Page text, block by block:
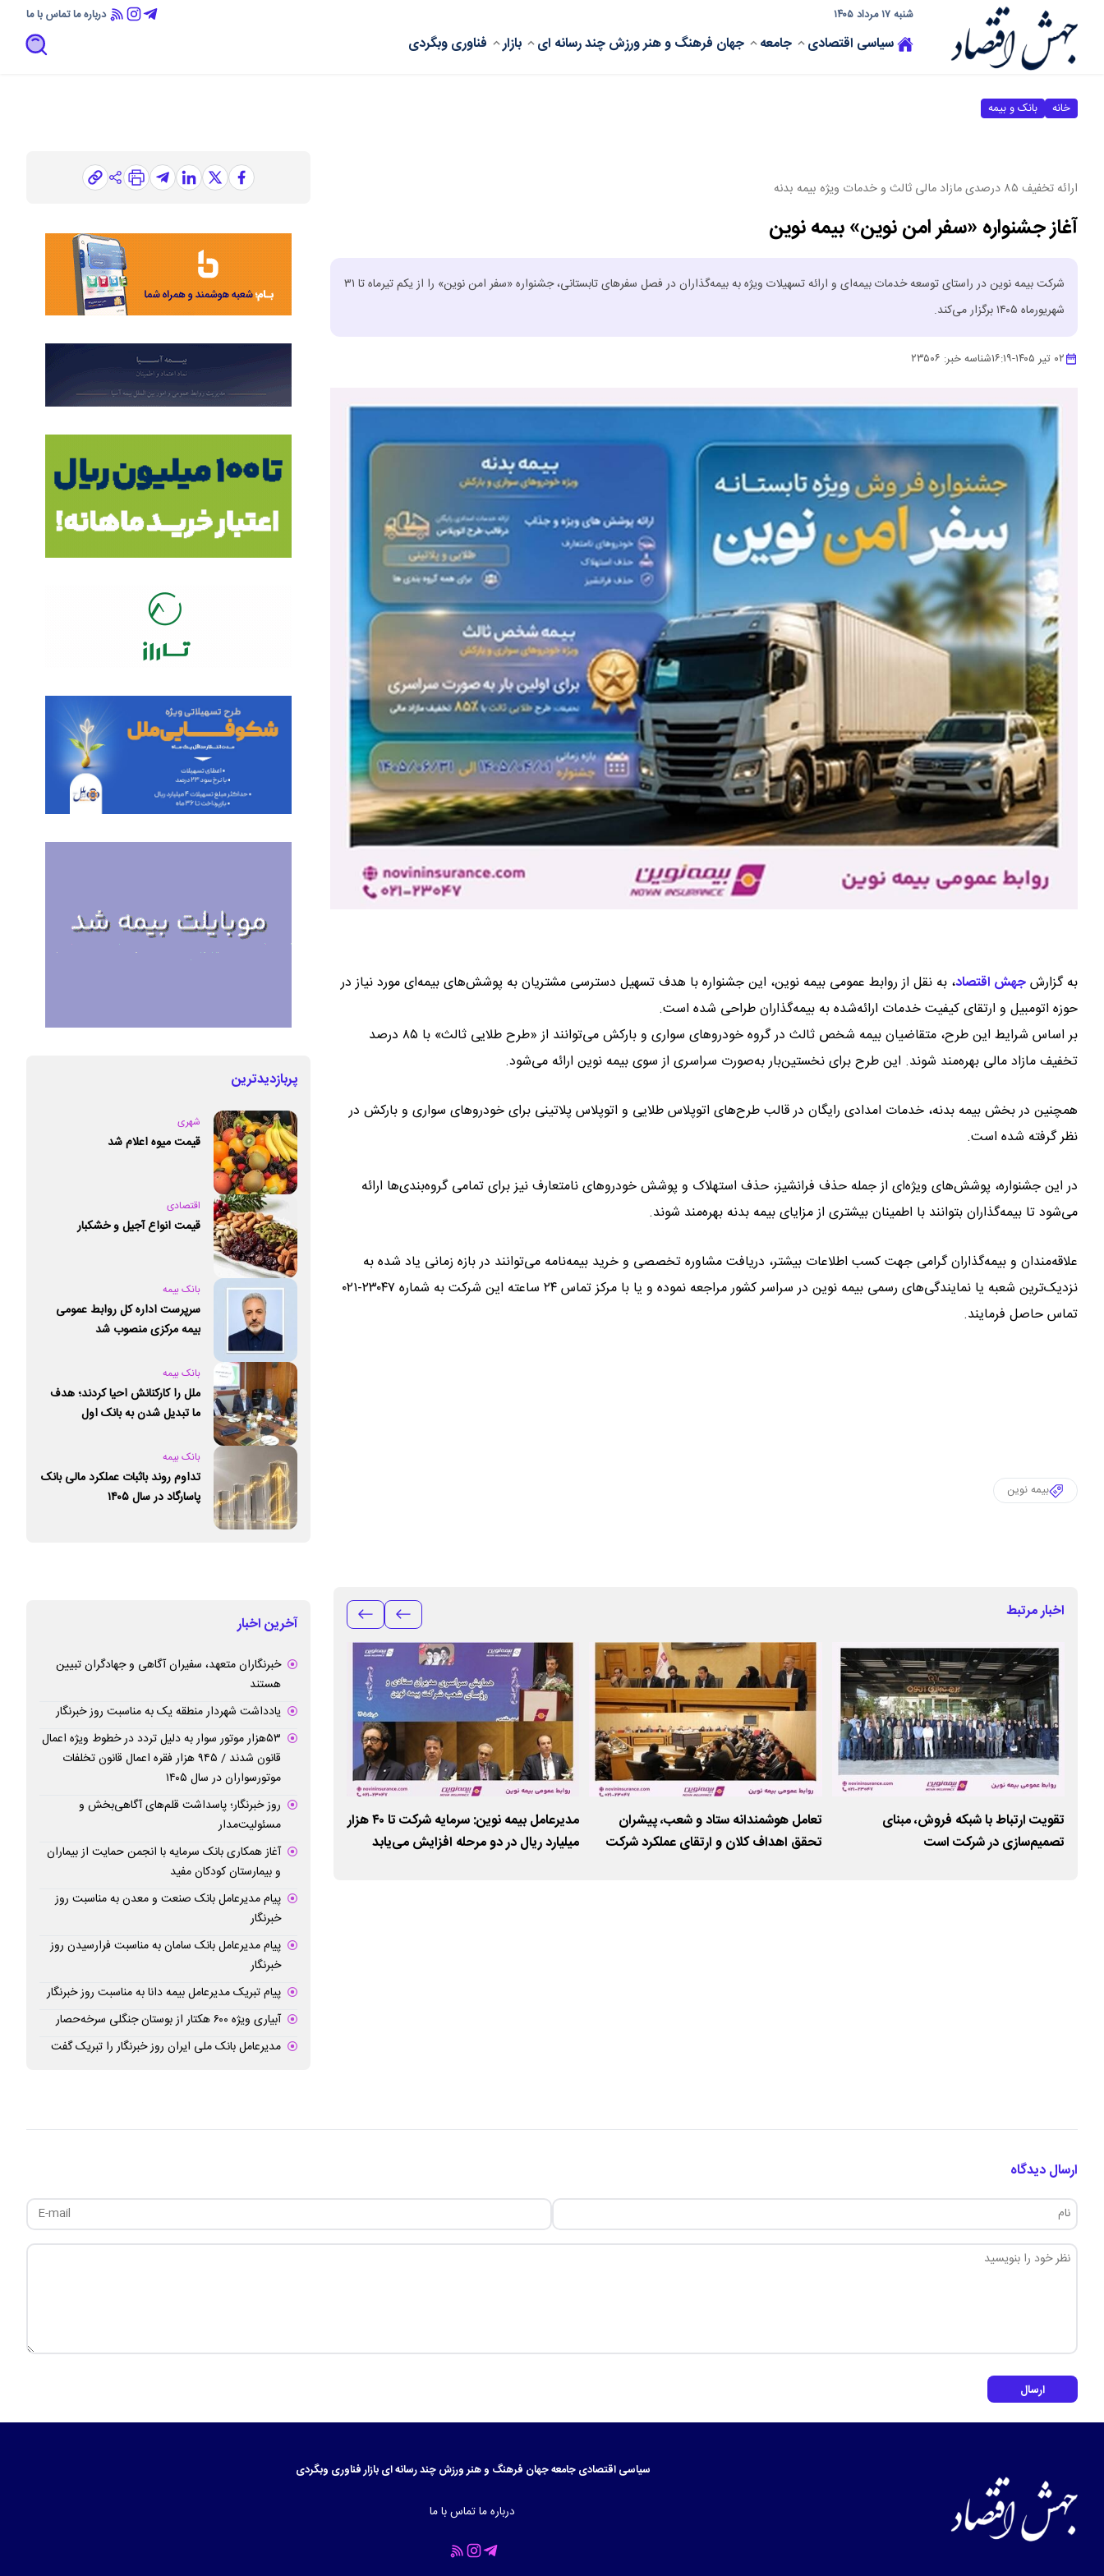
شنبه ۱۷ مرداد ۱۴۰۵ درباره ماتماس با ما
سیاسی اقتصادی جامعه جهان فرهنگ و هنرورزشچند رسانه ای بازار فناوریوبگردی
خانه بانک و بیمه
ارائه تخفیف ۸۵ درصدی مازاد مالی ثالث و خدمات ویژه بیمه بدنه
آغاز جشنواره «سفر امن نوین» بیمه نوین
شرکت بیمه نوین در راستای توسعه خدمات بیمه‌ای و ارائه تسهیلات ویژه به بیمه‌گذاران در فصل سفرهای تابستانی، جشنواره «سفر امن نوین» را از یکم تیرماه تا ۳۱
شهریورماه ۱۴۰۵ برگزار می‌کند.
۰۲ تیر ۱۴۰۵ -۱۶:۱۹شناسه خبر: ۲۳۵۰۶
به گزارشجهش اقتصاد، به نقل از روابط عمومی بیمه نوین، این جشنواره با هدف تسهیل دسترسی مشتریان به پوشش‌های بیمه‌ای مورد نیاز در
حوزه اتومبیل و ارتقای کیفیت خدمات ارائه‌شده به بیمه‌گذاران طراحی شده است.
بر اساس شرایط این طرح، متقاضیان بیمه شخص ثالث در گروه خودروهای سواری و بارکش می‌توانند از «طرح طلایی ثالث» با ۸۵ درصد
تخفیف مازاد مالی بهره‌مند شوند. این طرح برای نخستین‌بار به‌صورت سراسری از سوی بیمه نوین ارائه می‌شود.
همچنین در بخش بیمه بدنه، خدمات امدادی رایگان در قالب طرح‌های اتوپلاس طلایی و اتوپلاس پلاتینی برای خودروهای سواری و بارکش در
نظر گرفته شده است.
در این جشنواره، پوشش‌های ویژه‌ای از جمله حذف فرانشیز، حذف استهلاک و پوشش خودروهای نامتعارف نیز برای تمامی گروه‌بندی‌ها ارائه
می‌شود تا بیمه‌گذاران بتوانند با اطمینان بیشتری از مزایای بیمه بدنه بهره‌مند شوند.
علاقه‌مندان و بیمه‌گذاران گرامی جهت کسب اطلاعات بیشتر، دریافت مشاوره تخصصی و خرید بیمه‌نامه می‌توانند در بازه زمانی یاد شده به
نزدیک‌ترین شعبه یا نمایندگی‌های رسمی بیمه نوین در سراسر کشور مراجعه نموده و یا با مرکز تماس ۲۴ ساعته این شرکت به شماره ۲۳۰۴۷-۰۲۱
تماس حاصل فرمایند.
بیمه نوین
اخبار مرتبط
تقویت ارتباط با شبکه فروش، مبنای
تصمیم‌سازی در شرکت است
تعامل هوشمندانه ستاد و شعب، پیشران
تحقق اهداف کلان و ارتقای عملکرد شرکت
مدیرعامل بیمه نوین: سرمایه شرکت تا ۴۰ هزار
میلیارد ریال در دو مرحله افزایش می‌یابد
سرمایه شرکت تا ۴۰ هزار میلیارد ریال در دو
مرحله افزایش می‌یابد
حسابرسی داخلی
پربازدیدترین
شهری
قیمت میوه اعلام شد
اقتصادی
قیمت انواع آجیل و خشکبار
بانک بیمه
سرپرست اداره کل روابط عمومی
بیمه مرکزی منصوب شد
بانک بیمه
ملل را کارکنانش احیا کردند؛ هدف
ما تبدیل شدن به بانک اول
بانک بیمه
تداوم روند باثبات عملکرد مالی بانک
پاسارگاد در سال ۱۴۰۵
آخرین اخبار
خبرنگاران متعهد، سفیران آگاهی و جهادگران تبیین
هستند
یادداشت شهردار منطقه یک به مناسبت روز خبرنگار
۵۳هزار موتور سوار به دلیل تردد در خطوط ویژه اعمال
قانون شدند / ۹۴۵ هزار فقره اعمال قانون تخلفات
موتورسواران در سال ۱۴۰۵
روز خبرنگار؛ پاسداشت قلم‌های آگاهی‌بخش و
مسئولیت‌مدار
آغاز همکاری بانک سرمایه با انجمن حمایت از بیماران
و بیمارستان کودکان مفید
پیام مدیرعامل بانک صنعت و معدن به مناسبت روز
خبرنگار
پیام مدیرعامل بانک سامان به مناسبت فرارسیدن روز
خبرنگار
پیام ‌تبریک‌ مدیرعامل بیمه دانا به مناسبت روز خبرنگار
آبیاری ویژه ۶۰۰ هکتار از بوستان جنگلی سرخه‌حصار
مدیرعامل بانک ملی ایران روز خبرنگار را تبریک گفت
ارسال دیدگاه
ارسال
سیاسیاقتصادیجامعهجهان فرهنگ و هنرورزشچند رسانه ایبازارفناوری وبگردی
درباره ماتماس با ما